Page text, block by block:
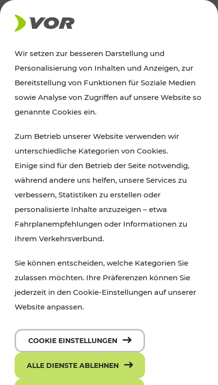
AKTUELLES
Ausflugstipps
Wien, Niederösterreich und das Burgenland
Wanderungen, Kultur und Gastronomie,
Radtouren oder purer Naturgenuss – viele
Attraktionen sind mit den Ticket- und Fahrplan-
Angeboten des VOR gut und schnell erreichbar.
Wir setzen zur besseren Darstellung und
Personalisierung von Inhalten und Anzeigen, zur
Bereitstellung von Funktionen für Soziale Medien
sowie Analyse von Zugriffen auf unsere Website so
genannte Cookies ein.
Zum Betrieb unserer Website verwenden wir
unterschiedliche Kategorien von Cookies.
Einige sind für den Betrieb der Seite notwendig,
während andere uns helfen, unsere Services zu
verbessern, Statistiken zu erstellen oder
personalisierte Inhalte anzuzeigen – etwa
Fahrplanempfehlungen oder Informationen zu
Ihrem Verkehrsverbund.
Sie können entscheiden, welche Kategorien Sie
zulassen möchten. Ihre Präferenzen können Sie
jederzeit in den Cookie-Einstellungen auf unserer
Website anpassen.
COOKIE EINSTELLUNGEN
ALLE DIENSTE ABLEHNEN